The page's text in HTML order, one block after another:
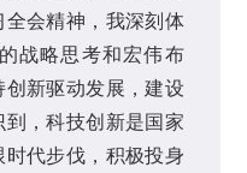
会精神，我深刻体
战略思考和宏伟布
新驱动发展，建设
，科技创新是国家
代步伐，积极投身